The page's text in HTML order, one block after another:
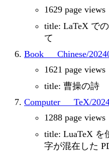
1629 page views
title: LaTeX で
て
Book___Chinese/
1621 page views
title: 曹操の詩
Computer___TeX/
1288 page views
title: LuaTeX を
字が混在した